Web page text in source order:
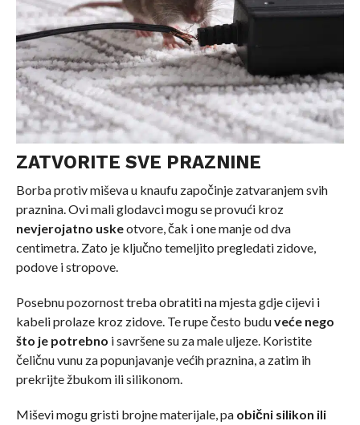
ZATVORITE SVE PRAZNINE
Borba protiv miševa u knaufu započinje zatvaranjem svih
praznina. Ovi mali glodavci mogu se provući kroz
nevjerojatno uskeotvore, čak i one manje od dva
centimetra. Zato je ključno temeljito pregledati zidove,
podove i stropove.
Posebnu pozornost treba obratiti na mjesta gdje cijevi i
kabeli prolaze kroz zidove. Te rupe često buduveće nego
što je potrebno i savršene su za male uljeze. Koristite
čeličnu vunu za popunjavanje većih praznina, a zatim ih
prekrijte žbukom ili silikonom.
Miševi mogu gristi brojne materijale, pa obični silikon ili